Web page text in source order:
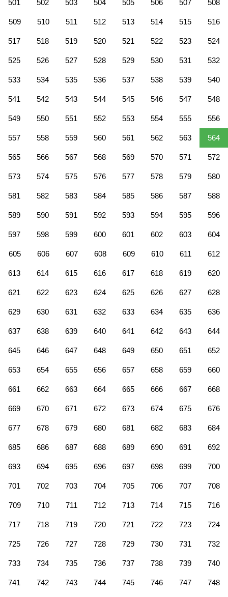
501 502 503 504 505 506 507 508
509 510 511 512 513 514 515 516
517 518 519 520 521 522 523 524
525 526 527 528 529 530 531 532
533 534 535 536 537 538 539 540
541 542 543 544 545 546 547 548
549 550 551 552 553 554 555 556
557 558 559 560 561 562 563 564
565 566 567 568 569 570 571 572
573 574 575 576 577 578 579 580
581 582 583 584 585 586 587 588
589 590 591 592 593 594 595 596
597 598 599 600 601 602 603 604
605 606 607 608 609 610 611 612
613 614 615 616 617 618 619 620
621 622 623 624 625 626 627 628
629 630 631 632 633 634 635 636
637 638 639 640 641 642 643 644
645 646 647 648 649 650 651 652
653 654 655 656 657 658 659 660
661 662 663 664 665 666 667 668
669 670 671 672 673 674 675 676
677 678 679 680 681 682 683 684
685 686 687 688 689 690 691 692
693 694 695 696 697 698 699 700
701 702 703 704 705 706 707 708
709 710 711 712 713 714 715 716
717 718 719 720 721 722 723 724
725 726 727 728 729 730 731 732
733 734 735 736 737 738 739 740
741 742 743 744 745 746 747 748